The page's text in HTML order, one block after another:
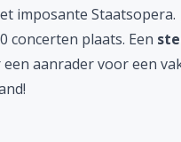
imposante Staatsopera.
concerten plaats. Een
een aanrader voor een